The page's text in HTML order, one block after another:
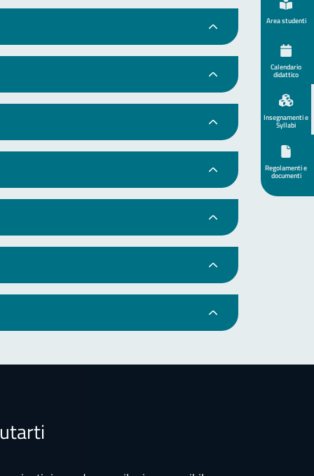
Area studenti
Calendario
didattico
Insegnamenti e
Syllabi
Regolamenti e
documenti